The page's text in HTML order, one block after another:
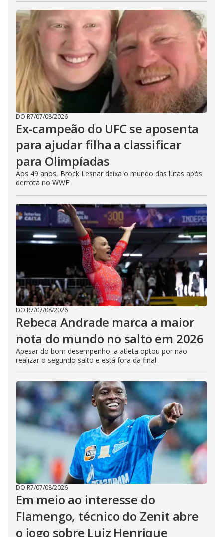
DO R7/07/08/2026
Ex-campeão do UFC se aposenta
para ajudar filha a classificar
para Olimpíadas
Aos 49 anos, Brock Lesnar deixa o mundo das lutas após
derrota no WWE
DO R7/07/08/2026
Rebeca Andrade marca a maior
nota do mundo no salto em 2026
Apesar do bom desempenho, a atleta optou por não
realizar o segundo salto e está fora da final
DO R7/07/08/2026
Em meio ao interesse do
Flamengo, técnico do Zenit abre
o jogo sobre Luiz Henrique